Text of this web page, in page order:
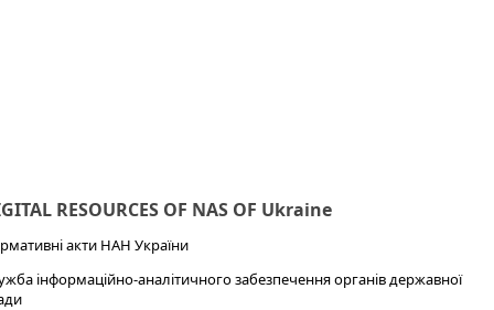
RESOURCES OF NAS OF Ukraine
акти НАН України
інформаційно-аналітичного забезпечення органів державної